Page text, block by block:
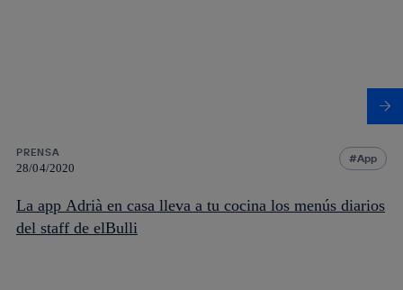
PRENSA
28/04/2020
App
La app Adrià en casa lleva a tu cocina los menús diarios
del staff de elBulli